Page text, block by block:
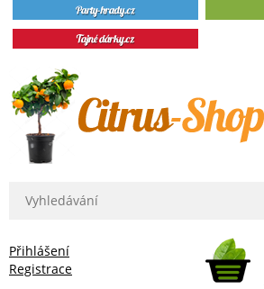
Přihlášení
Registrace